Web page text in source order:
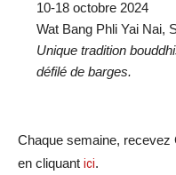
10-18 octobre 2024
Wat Bang Phli Yai Nai,
Unique tradition
défilé de barges.
Chaque semaine,
en cliquant ici.